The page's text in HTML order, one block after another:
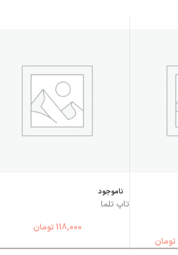
تومان
ناموجود
تاپ تلما
118,000 تومان